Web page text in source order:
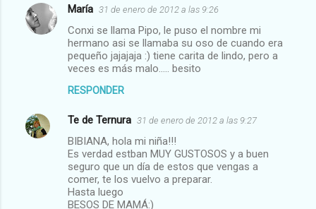
María 31 de enero de 2012 a las 9:26
Conxi se llama Pipo, le puso el nombre mi
hermano asi se llamaba su oso de cuando era
pequeño jajajaja :) tiene carita de lindo, pero a
veces es más malo..... besito
RESPONDER
Te de Ternura 31 de enero de 2012 a las 9:27
BIBIANA, hola mi niña!!!
Es verdad estban MUY GUSTOSOS y a buen
seguro que un día de estos que vengas a
comer, te los vuelvo a preparar.
Hasta luego
BESOS DE MAMÁ:)